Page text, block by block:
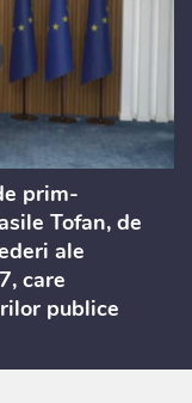
prim-
Tofan, de
ale
care
publice